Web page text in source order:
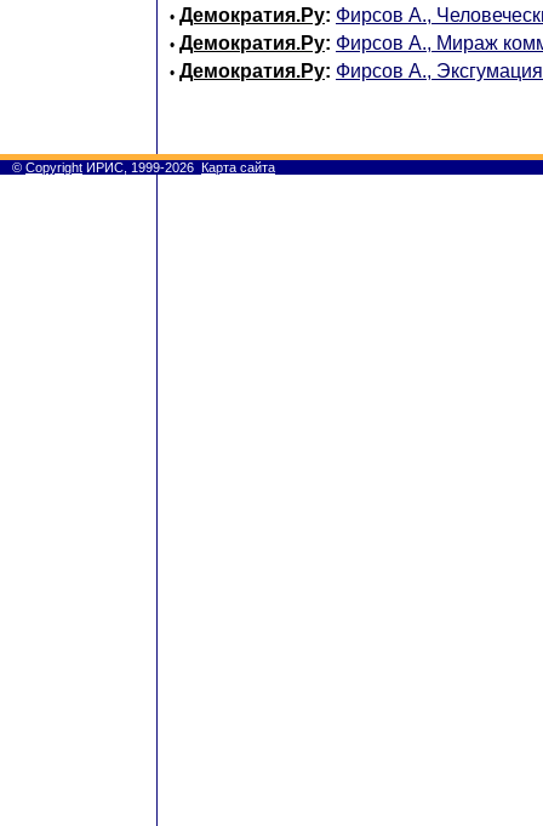
• Демократия.Ру: Фирсов А.,
• Демократия.Ру: Фирсов А., Мираж
• Демократия.Ру: Фирсов А.,
© Copyright ИРИС, 1999-2026 Карта сайта